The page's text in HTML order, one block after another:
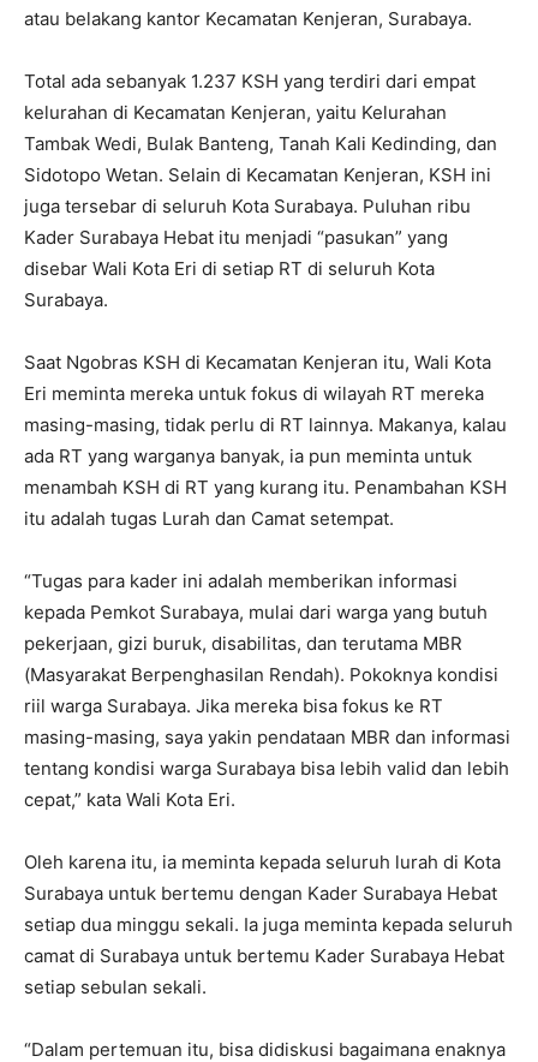
atau belakang kantor Kecamatan Kenjeran, Surabaya.
Total ada sebanyak 1.237 KSH yang terdiri dari empat
kelurahan di Kecamatan Kenjeran, yaitu Kelurahan
Tambak Wedi, Bulak Banteng, Tanah Kali Kedinding, dan
Sidotopo Wetan. Selain di Kecamatan Kenjeran, KSH ini
juga tersebar di seluruh Kota Surabaya. Puluhan ribu
Kader Surabaya Hebat itu menjadi “pasukan” yang
disebar Wali Kota Eri di setiap RT di seluruh Kota
Surabaya.
Saat Ngobras KSH di Kecamatan Kenjeran itu, Wali Kota
Eri meminta mereka untuk fokus di wilayah RT mereka
masing-masing, tidak perlu di RT lainnya. Makanya, kalau
ada RT yang warganya banyak, ia pun meminta untuk
menambah KSH di RT yang kurang itu. Penambahan KSH
itu adalah tugas Lurah dan Camat setempat.
“Tugas para kader ini adalah memberikan informasi
kepada Pemkot Surabaya, mulai dari warga yang butuh
pekerjaan, gizi buruk, disabilitas, dan terutama MBR
(Masyarakat Berpenghasilan Rendah). Pokoknya kondisi
riil warga Surabaya. Jika mereka bisa fokus ke RT
masing-masing, saya yakin pendataan MBR dan informasi
tentang kondisi warga Surabaya bisa lebih valid dan lebih
cepat,” kata Wali Kota Eri.
Oleh karena itu, ia meminta kepada seluruh lurah di Kota
Surabaya untuk bertemu dengan Kader Surabaya Hebat
setiap dua minggu sekali. Ia juga meminta kepada seluruh
camat di Surabaya untuk bertemu Kader Surabaya Hebat
setiap sebulan sekali.
“Dalam pertemuan itu, bisa didiskusi bagaimana enaknya